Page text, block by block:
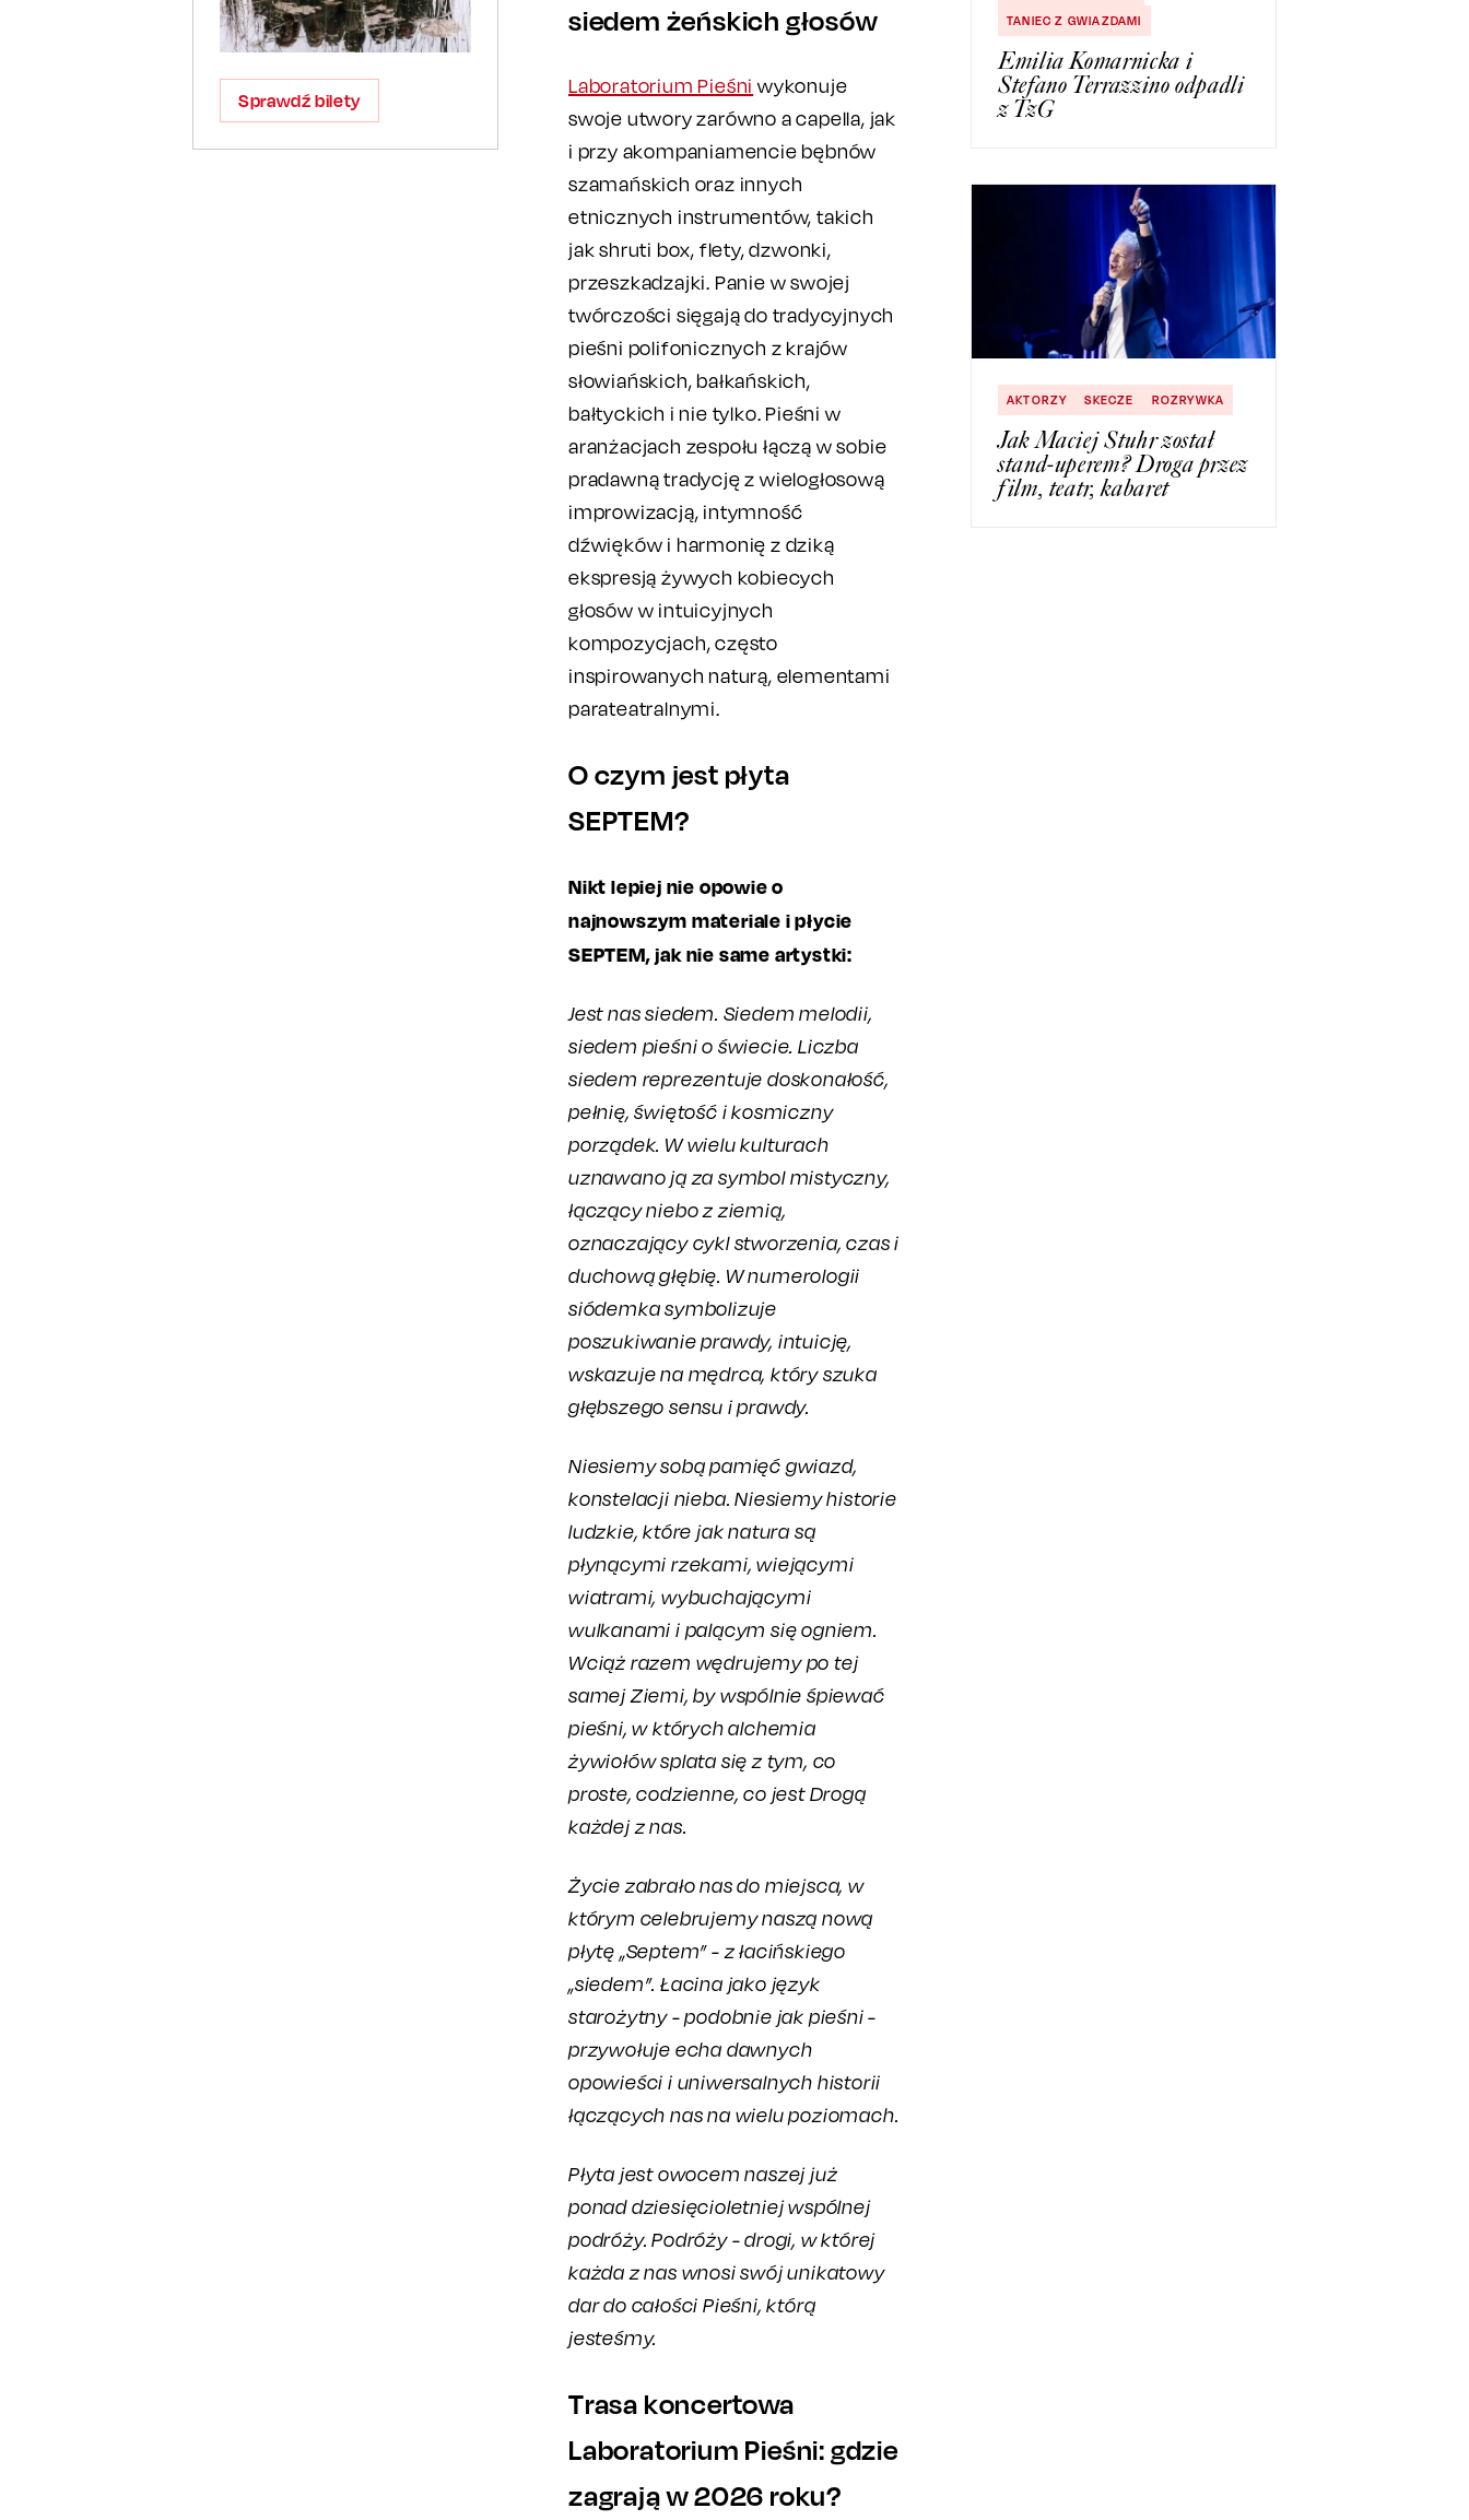
Sprawdź bilety
siedem żeńskich głosów
Laboratorium Pieśni wykonuje
swoje utwory zarówno a capella, jak
i przy akompaniamencie bębnów
szamańskich oraz innych
etnicznych instrumentów, takich
jak shruti box, flety, dzwonki,
przeszkadzajki. Panie w swojej
twórczości sięgają do tradycyjnych
pieśni polifonicznych z krajów
słowiańskich, bałkańskich,
bałtyckich i nie tylko. Pieśni w
aranżacjach zespołu łączą w sobie
pradawną tradycję z wielogłosową
improwizacją, intymność
dźwięków i harmonię z dziką
ekspresją żywych kobiecych
głosów w intuicyjnych
kompozycjach, często
inspirowanych naturą, elementami
parateatralnymi.
O czym jest płyta
SEPTEM?
Nikt lepiej nie opowie o
najnowszym materiale i płycie
SEPTEM, jak nie same artystki:
Jest nas siedem. Siedem melodii,
siedem pieśni o świecie. Liczba
siedem reprezentuje doskonałość,
pełnię, świętość i kosmiczny
porządek. W wielu kulturach
uznawano ją za symbol mistyczny,
łączący niebo z ziemią,
oznaczający cykl stworzenia, czas i
duchową głębię. W numerologii
siódemka symbolizuje
poszukiwanie prawdy, intuicję,
wskazuje na mędrca, który szuka
głębszego sensu i prawdy.
Niesiemy sobą pamięć gwiazd,
konstelacji nieba. Niesiemy historie
ludzkie, które jak natura są
płynącymi rzekami, wiejącymi
wiatrami, wybuchającymi
wulkanami i palącym się ogniem.
Wciąż razem wędrujemy po tej
samej Ziemi, by wspólnie śpiewać
pieśni, w których alchemia
żywiołów splata się z tym, co
proste, codzienne, co jest Drogą
każdej z nas.
Życie zabrało nas do miejsca, w
którym celebrujemy naszą nową
płytę „Septem” - z łacińskiego
„siedem”. Łacina jako język
starożytny - podobnie jak pieśni -
przywołuje echa dawnych
opowieści i uniwersalnych historii
łączących nas na wielu poziomach.
Płyta jest owocem naszej już
ponad dziesięcioletniej wspólnej
podróży. Podróży - drogi, w której
każda z nas wnosi swój unikatowy
dar do całości Pieśni, którą
jesteśmy.
Trasa koncertowa
Laboratorium Pieśni: gdzie
zagrają w 2026 roku?
TANIEC Z GWIAZDAMI
Emilia Komarnicka i
Stefano Terrazzino odpadli
z TzG
AKTORZY SKECZE ROZRYWKA
Jak Maciej Stuhr został
stand-uperem? Droga przez
film, teatr, kabaret